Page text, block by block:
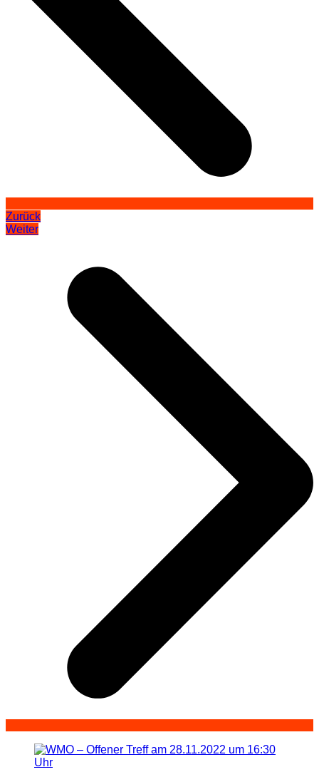
Zurück
Weiter